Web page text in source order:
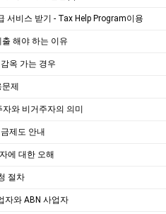
서비스 받기 - Tax Help Program이용
해야 하는 이유
옥 가는 경우
문제
자와 비거주자의 의미
제도 안내
에 대한 오해
절차
자와 ABN 사업자